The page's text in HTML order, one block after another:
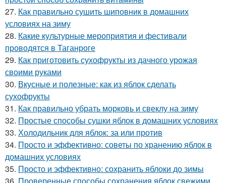
27. Как правильно сушить шиповник в домашних
условиях на зиму
28. Какие культурные мероприятия и фестивали
проводятся в Таганроге
29. Как приготовить сухофрукты из дачного урожая
своими руками
30. Вкусные и полезные: как из яблок сделать
сухофрукты
31. Как правильно убрать морковь и свеклу на зиму
32. Простые способы сушки яблок в домашних условиях
33. Холодильник для яблок: за или против
34. Просто и эффективно: советы по хранению яблок в
домашних условиях
35. Просто и эффективно: сохранить яблоки до зимы